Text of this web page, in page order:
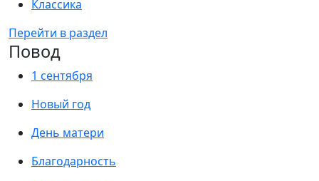
Классика
Перейти в раздел
Повод
1 сентября
Новый год
День матери
Благодарность